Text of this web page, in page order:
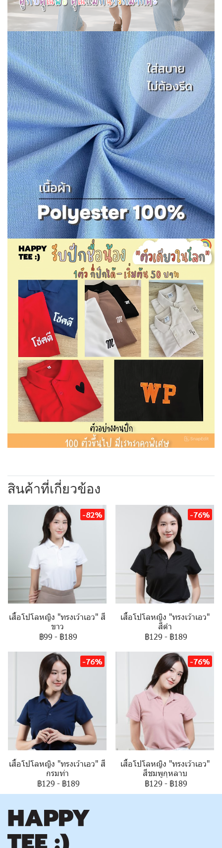
สินค้าที่เกี่ยวข้อง
-82%
เสื้อโปโลหญิง "ทรงเว้าเอว" สี
ขาว
฿99 - ฿189
-76%
เสื้อโปโลหญิง "ทรงเว้าเอว"
สีดำ
฿129 - ฿189
-76%
เสื้อโปโลหญิง "ทรงเว้าเอว" สี
กรมท่า
฿129 - ฿189
-76%
เสื้อโปโลหญิง "ทรงเว้าเอว"
สีชมพูกุหลาบ
฿129 - ฿189